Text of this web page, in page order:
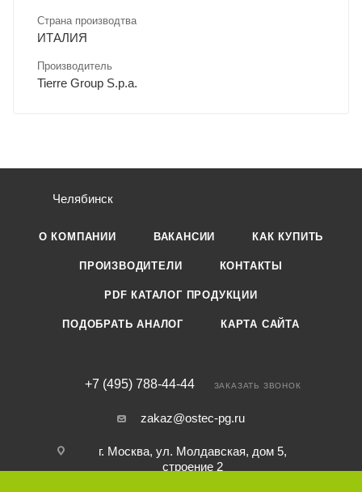
Страна производтва
ИТАЛИЯ
Производитель
Tierre Group S.p.a.
Челябинск
О КОМПАНИИ ВАКАНСИИ КАК КУПИТЬ
ПРОИЗВОДИТЕЛИ КОНТАКТЫ
PDF КАТАЛОГ ПРОДУКЦИИ
ПОДОБРАТЬ АНАЛОГ КАРТА САЙТА
+7 (495) 788-44-44 ЗАКАЗАТЬ ЗВОНОК
zakaz@ostec-pg.ru
г. Москва, ул. Молдавская, дом 5,
строение 2